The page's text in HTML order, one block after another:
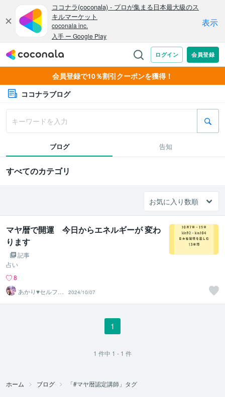
会員登録で10％割引クーポンを獲得！
ココナラブログ
ブログ 告知
すべてのカテゴリ
マヤ暦で開運 今日からエネルギーが 変わ
ります
記事
占い
8
あかり♥セルフラ
ブ 自分を愛す
るサポート
2024/10/07
1
1 件中 1 - 1 件
ホーム ブログ 「#マヤ暦認定講師」タグ